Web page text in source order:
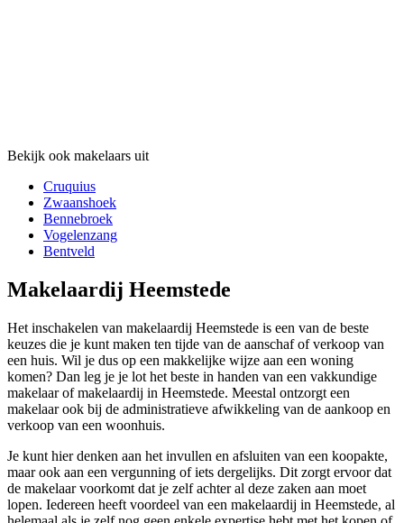
Bekijk ook makelaars uit
Cruquius
Zwaanshoek
Bennebroek
Vogelenzang
Bentveld
Makelaardij Heemstede
Het inschakelen van makelaardij Heemstede is een van de beste
keuzes die je kunt maken ten tijde van de aanschaf of verkoop van
een huis. Wil je dus op een makkelijke wijze aan een woning
komen? Dan leg je je lot het beste in handen van een vakkundige
makelaar of makelaardij in Heemstede. Meestal ontzorgt een
makelaar ook bij de administratieve afwikkeling van de aankoop en
verkoop van een woonhuis.
Je kunt hier denken aan het invullen en afsluiten van een koopakte,
maar ook aan een vergunning of iets dergelijks. Dit zorgt ervoor dat
de makelaar voorkomt dat je zelf achter al deze zaken aan moet
lopen. Iedereen heeft voordeel van een makelaardij in Heemstede, al